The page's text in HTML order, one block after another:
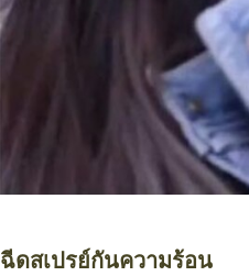
ฉีดสเปรย์กันความร้อน